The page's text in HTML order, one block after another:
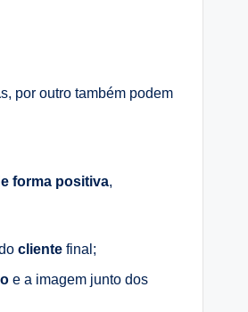
s, por outro também podem
forma positiva,
cliente final;
e a imagem junto dos